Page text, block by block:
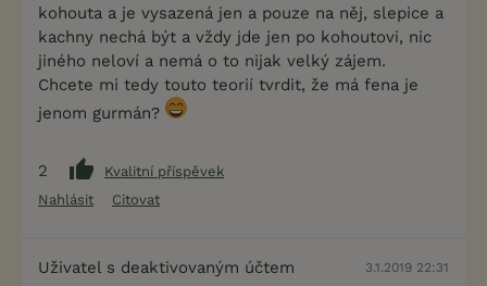
kohouta a je vysazená jen a pouze na něj, slepice a
kachny nechá být a vždy jde jen po kohoutovi, nic
jiného neloví a nemá o to nijak velký zájem.
Chcete mi tedy touto teorií tvrdit, že má fena je
jenom gurmán?
2
Kvalitní příspěvek
Nahlásit
Citovat
Uživatel s deaktivovaným účtem 3.1.2019 22:31